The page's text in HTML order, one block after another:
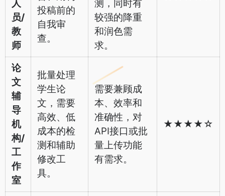
人
员/
教
师
投稿前的
自我审
查。
测，同时有
较强的降重
和润色需
求。
论
文
辅
导
机
构/
工
作
室
批量处理
学生论
文，需要
高效、低
成本的检
测和辅助
修改工
具。
需要兼顾成
本、效率和
准确性，对
API接口或批
量上传功能
有需求。
★★★★☆